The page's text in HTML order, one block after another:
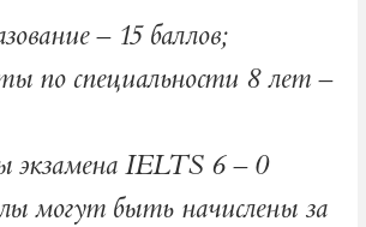
– 15 баллов;
по специальности 8 лет –
экзамена IELTS 6 – 0
могут быть начислены за